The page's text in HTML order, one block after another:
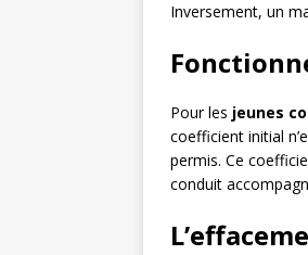
Inversement, un
Pour les jeunes
coefficient initial
permis. Ce
conduit